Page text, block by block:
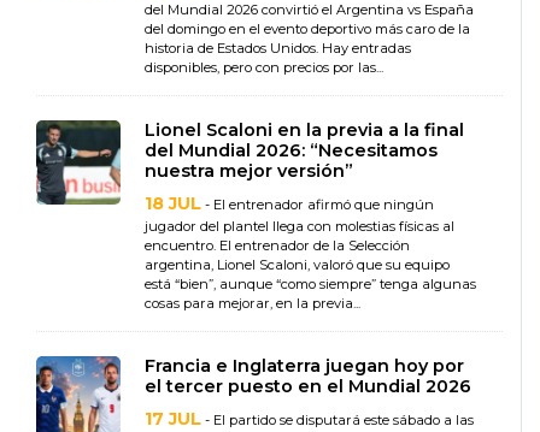
del Mundial 2026 convirtió el Argentina vs España
del domingo en el evento deportivo más caro de la
historia de Estados Unidos. Hay entradas
disponibles, pero con precios por las...
Lionel Scaloni en la previa a la final
del Mundial 2026: “Necesitamos
nuestra mejor versión”
18 JUL - El entrenador afirmó que ningún
jugador del plantel llega con molestias físicas al
encuentro. El entrenador de la Selección
argentina, Lionel Scaloni, valoró que su equipo
está “bien”, aunque “como siempre” tenga algunas
cosas para mejorar, en la previa...
Francia e Inglaterra juegan hoy por
el tercer puesto en el Mundial 2026
17 JUL - El partido se disputará este sábado a las